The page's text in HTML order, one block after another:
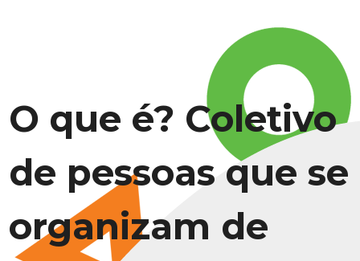
O que é? Coletivo
de pessoas que se
organizam de